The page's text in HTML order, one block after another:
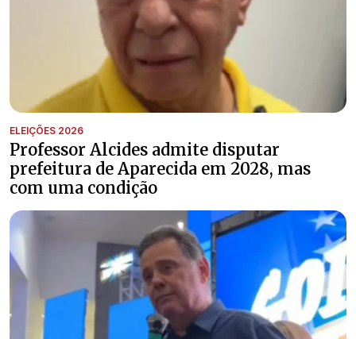
ELEIÇÕES 2026
Professor Alcides admite disputar
prefeitura de Aparecida em 2028, mas
com uma condição